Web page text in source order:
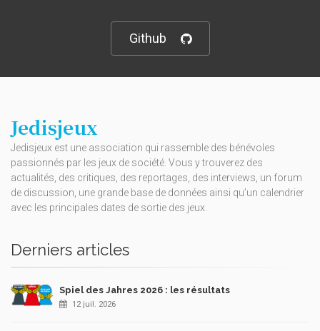
Github
Jedisjeux
Jedisjeux est une association qui rassemble des bénévoles
passionnés par les jeux de société. Vous y trouverez des
actualités, des critiques, des reportages, des interviews, un forum
de discussion, une grande base de données ainsi qu’un calendrier
avec les principales dates de sortie des jeux.
Derniers articles
Spiel des Jahres 2026 : les résultats
12 juil. 2026